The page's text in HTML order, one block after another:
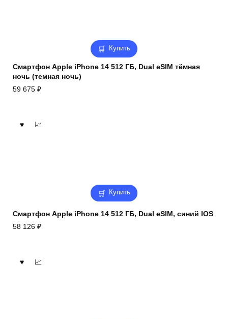
Купить
Смартфон Apple iPhone 14 512 ГБ, Dual eSIM тёмная
ночь (темная ночь)
59 675 ₽
Купить
Смартфон Apple iPhone 14 512 ГБ, Dual eSIM, синий IOS
58 126 ₽